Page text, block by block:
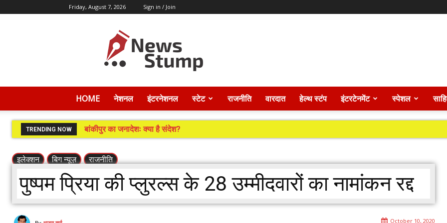
Friday, August 7, 2026 Sign in / Join
Stump
HOME नेशनल इंटरनेशनल स्टेट राजनीति वारदात हेल्थ स्टंप इंटरटेनमेंट स्पेशल
TRENDING NOW बांकीपुर का जनादेशः क्या है संदेश?
इलेक्शन बिग न्यूज़ राजनीति
पुष्पम प्रिया की प्लुरल्स के 28 उम्मीदवारों का नामांकन रद्द
October 10, 2020